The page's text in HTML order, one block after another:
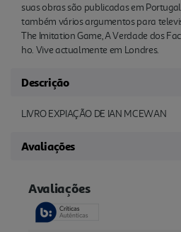
suas obras são publicadas em
também vários argumentos para
The Imitation Game, A Verdade dos
ho. Vive actualmente em Londres.
Descrição
LIVRO EXPIAÇÃO DE IAN MCEWAN
Avaliações